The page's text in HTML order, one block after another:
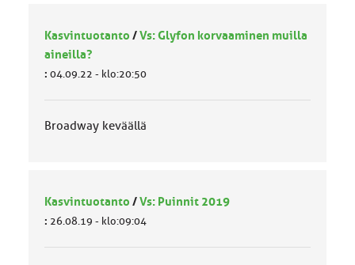
Kasvintuotanto /Vs: Glyfon korvaaminen muilla
aineilla?
: 04.09.22 - klo:20:50
Broadway keväällä
Kasvintuotanto /Vs: Puinnit 2019
: 26.08.19 - klo:09:04